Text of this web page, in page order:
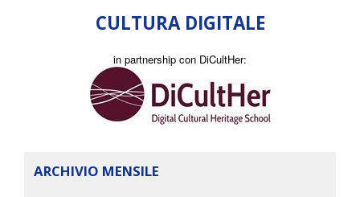
CULTURA DIGITALE
in partnership con DiCultHer:
ARCHIVIO MENSILE